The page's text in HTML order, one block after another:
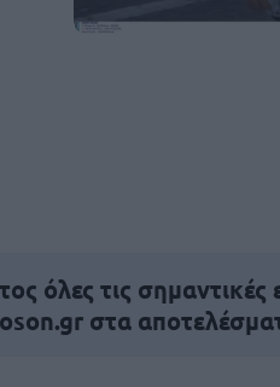
όλες τις σημαντικές
στα